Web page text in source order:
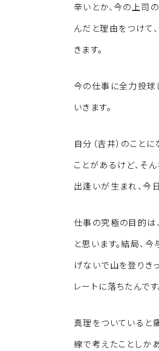
辛いとか、今の上司
んだと理由をつけて
きます。
今の仕事に全力投球
いきます。
自分（吉井）のこと
ことがあるけど、そ
出逢いが生まれ、今
仕事の究極の目的は
と思います。結局、
げないで山を登りき
レートに落ちたんです
真理をついていると
線で考えたことしか